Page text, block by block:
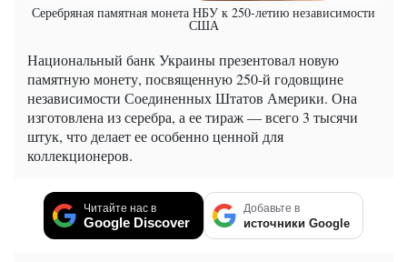
Серебряная памятная монета НБУ к 250-летию независимости
США
Национальный банк Украины презентовал новую
памятную монету, посвященную 250-й годовщине
независимости Соединенных Штатов Америки. Она
изготовлена из серебра, а ее тираж — всего 3 тысячи
штук, что делает ее особенно ценной для
коллекционеров.
Читайте нас в
Google Discover
Добавьте в
источники Google